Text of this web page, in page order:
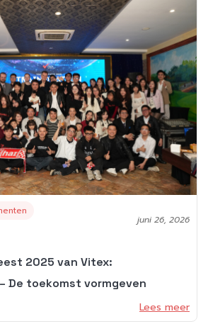
juni 26, 2026
2025 van Vitex:
– De toekomst vormgeven
Lees meer